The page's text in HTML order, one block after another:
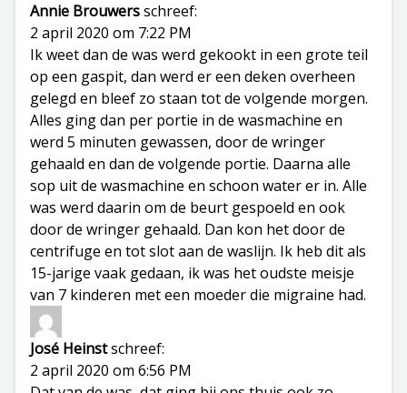
Annie Brouwersschreef:
2 april 2020 om 7:22 PM
Ik weet dan de was werd gekookt in een grote teil
op een gaspit, dan werd er een deken overheen
gelegd en bleef zo staan tot de volgende morgen.
Alles ging dan per portie in de wasmachine en
werd 5 minuten gewassen, door de wringer
gehaald en dan de volgende portie. Daarna alle
sop uit de wasmachine en schoon water er in. Alle
was werd daarin om de beurt gespoeld en ook
door de wringer gehaald. Dan kon het door de
centrifuge en tot slot aan de waslijn. Ik heb dit als
15-jarige vaak gedaan, ik was het oudste meisje
van 7 kinderen met een moeder die migraine had.
José Heinstschreef:
2 april 2020 om 6:56 PM